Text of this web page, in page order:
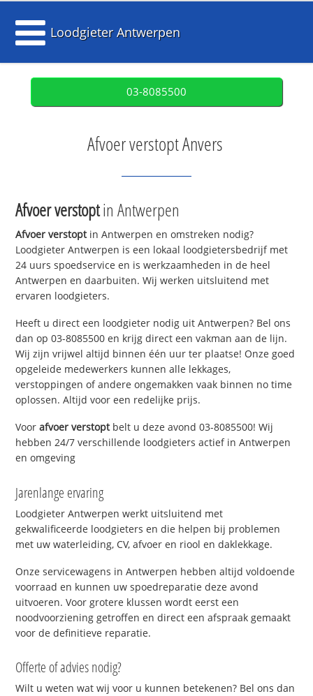
Loodgieter Antwerpen
03-8085500
Afvoer verstopt Anvers
Afvoer verstoptin Antwerpen
Afvoer verstoptin Antwerpen en omstreken nodig?
Loodgieter Antwerpen is een lokaal loodgietersbedrijf met
24 uurs spoedservice en is werkzaamheden in de heel
Antwerpen en daarbuiten. Wij werken uitsluitend met
ervaren loodgieters.
Heeft u direct een loodgieter nodig uit Antwerpen? Bel ons
dan op 03-8085500 en krijg direct een vakman aan de lijn.
Wij zijn vrijwel altijd binnen één uur ter plaatse! Onze goed
opgeleide medewerkers kunnen alle lekkages,
verstoppingen of andere ongemakken vaak binnen no time
oplossen. Altijd voor een redelijke prijs.
Voorafvoer verstoptbelt u deze avond 03-8085500! Wij
hebben 24/7 verschillende loodgieters actief in Antwerpen
en omgeving
Jarenlange ervaring
Loodgieter Antwerpen werkt uitsluitend met
gekwalificeerde loodgieters en die helpen bij problemen
met uw waterleiding, CV, afvoer en riool en daklekkage.
Onze servicewagens in Antwerpen hebben altijd voldoende
voorraad en kunnen uw spoedreparatie deze avond
uitvoeren. Voor grotere klussen wordt eerst een
noodvoorziening getroffen en direct een afspraak gemaakt
voor de definitieve reparatie.
Offerte of advies nodig?
Wilt u weten wat wij voor u kunnen betekenen? Bel ons dan